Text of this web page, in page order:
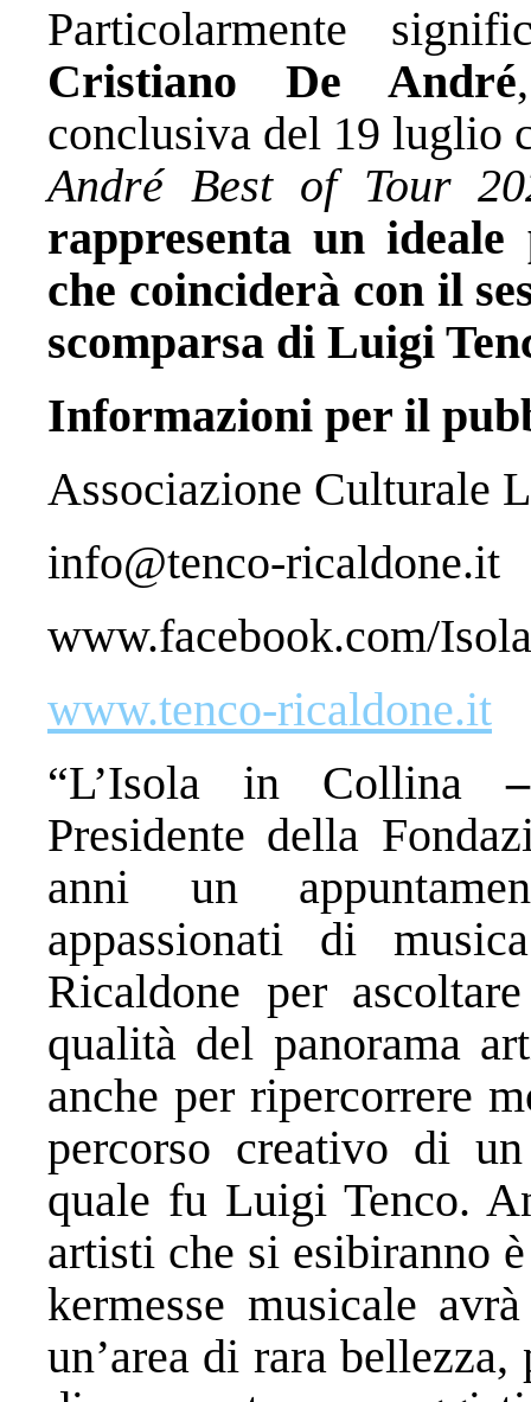
Particolarmente
Cristiano De André
conclusiva del 19 luglio
André Best of Tour
rappresenta un ideale
che coinciderà con il
scomparsa di Luigi
Informazioni per il
Associazione Culturale
info@tenco-ricaldone.it
www.facebook.com/
www.tenco-ricaldone.it
“L’Isola in Collina
Presidente della
anni un
appassionati di
Ricaldone per
qualità del panorama
anche per ripercorrere
percorso creativo di
quale fu Luigi Tenco.
artisti che si esibiranno
kermesse musicale
un’area di rara